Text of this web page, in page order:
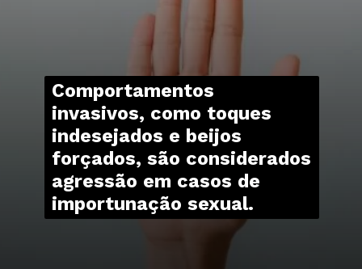
Comportamentos
invasivos, como toques
indesejados e beijos
forçados, são considerados
agressão em casos de
importunação sexual.